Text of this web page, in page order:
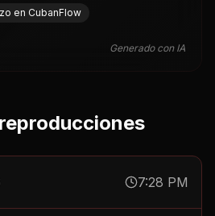
en CubanFlow
Generado con IA
7:28 PM